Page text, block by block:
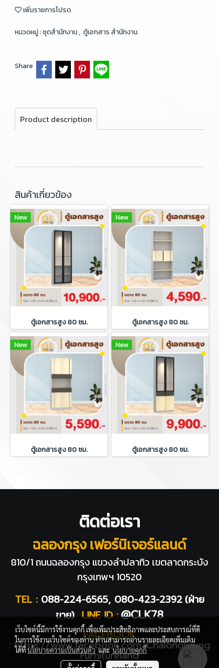
เพิ่มรายการโปรด
หมวดหมู่ :ชุดสำนักงาน, ตู้เอกสาร สำนักงาน
Share
Product description
สินค้าเกี่ยวข้อง
New
ตู้เอกสารสูง 80 ซม.
New
ตู้เอกสารสูง 80 ซม.
New
ตู้เอกสารสูง 80 ซม.
New
ตู้เอกสารสูง 80 ซม.
ติดต่อเรา
ฉลองกรุง เฟอร์นิเจอร์แลนด์
810/1 ถนนฉลองกรุง แขวงลำปลาทิว เขตลาดกระบัง
กรุงเทพฯ 10520
TEL : 088-224-6565, 080-423-2392 (ฝ่าย
ขาย) LINE ID : @CLK78
FACEBOOK
: https://www.facebook.com/Chalongkrung
Furnitureland
เว็บไซต์นี้มีการใช้งานคุกกี้ เพื่อเพิ่มประสิทธิภาพและประสบการณ์ที่ดี
ในการใช้งานเว็บไซต์ของท่าน ท่านสามารถอ่านรายละเอียดเพิ่มเติม
ได้ที่นโยบายความเป็นส่วนตัวและนโยบายคุกกี้